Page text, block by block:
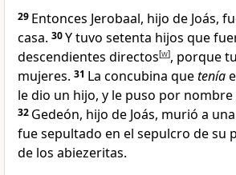
29 Entonces Jerobaal, hijo de Joás,
casa. 30Y tuvo setenta hijos que
descendientes directos[w], porque
mujeres. 31 La concubina quetenía
le dio un hijo, y le puso por nombre
32 Gedeón, hijo de Joás, murió a
fue sepultado en el sepulcro de su
de los abiezeritas.